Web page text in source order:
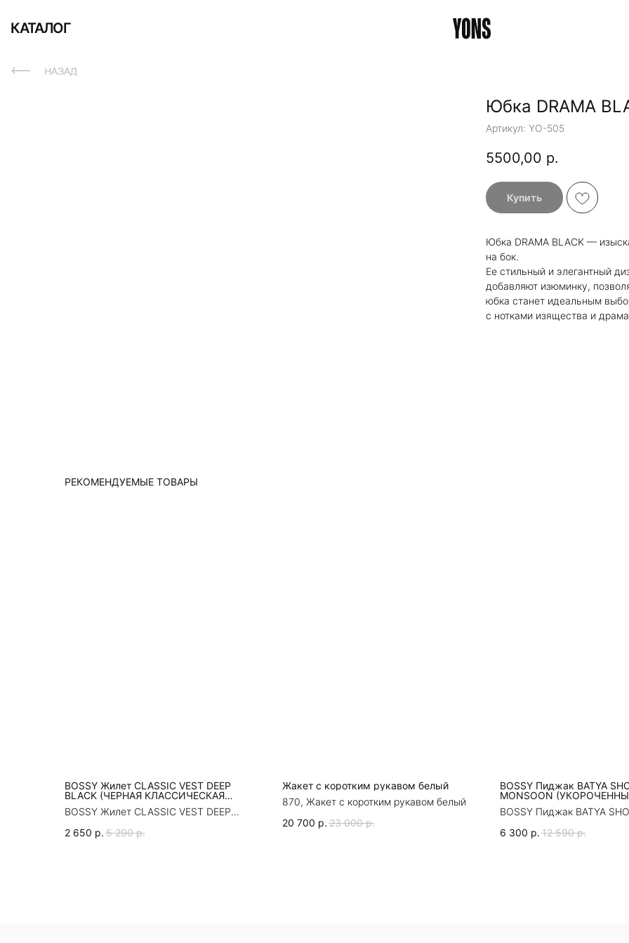
КАТАЛОГ
Юбка DRAMA
Артикул: YO-505
5500,00 р.
Купить
Юбка DRAMA BLACK —
на бок.
Ее стильный и элегантный
добавляют изюминку,
юбка станет идеальным
с нотками изящества и
РЕКОМЕНДУЕМЫЕ ТОВАРЫ
BOSSY Жилет CLASSIC VEST DEEP
BLACK (ЧЕРНАЯ КЛАССИЧЕСКАЯ
ЖИЛЕТКА БОССИ)
BOSSY Жилет CLASSIC VEST DEEP
ЖИЛЕТКА БОССИ)
2 650 р. 5 290 р.
Жакет с коротким рукавом белый
870, Жакет с коротким рукавом белый
20 700 р. 23 000 р.
BOSSY Пиджак BATYA
MONSOON
ПИДЖАК БОССИ)
BOSSY Пиджак BATYA
ПИДЖАК БОССИ)
6 300 р. 12 590 р.